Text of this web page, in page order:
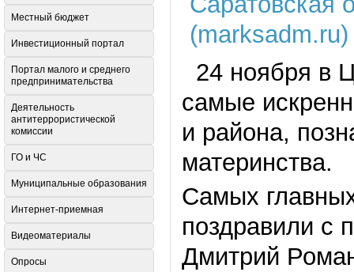
24 ноября в
самые
и района,
материнства.
Самых
поздравили с
Дмитрий
Местный бюджет
Инвестиционный портал
Портал малого и среднего
предпринимательства
Деятельность
антитеррористической
комиссии
ГО и ЧС
Муниципальные образования
Интернет-приемная
Видеоматериалы
Опросы